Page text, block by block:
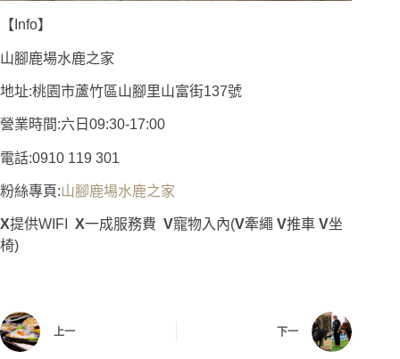
【Info】
山腳鹿場水鹿之家
地址:桃園市蘆竹區山腳里山富街137號
營業時間:六日09:30-17:00
電話:0910 119 301
粉絲專頁:山腳鹿場水鹿之家
X提供WIFI X一成服務費 V寵物入內(V牽繩 V推車 V坐
椅)
上一 下一